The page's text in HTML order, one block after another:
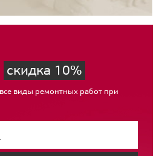
скидка 10%
виды ремонтных работ при